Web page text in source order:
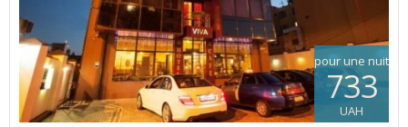
pour une nuit
733
UAH